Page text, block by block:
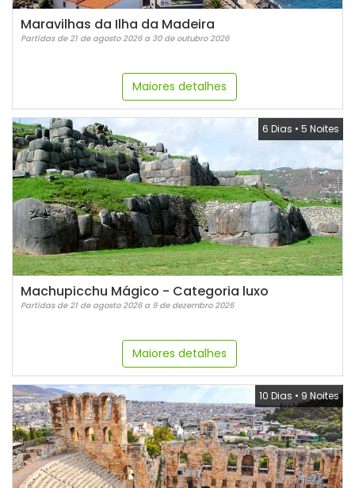
Maravilhas da Ilha da Madeira
Partidas de 21 de agosto 2026 a 30 de outubro 2026
Maiores detalhes
6 Dias • 5 Noites
Machupicchu Mágico - Categoria luxo
Partidas de 21 de agosto 2026 a 9 de dezembro 2026
Maiores detalhes
10 Dias • 9 Noites